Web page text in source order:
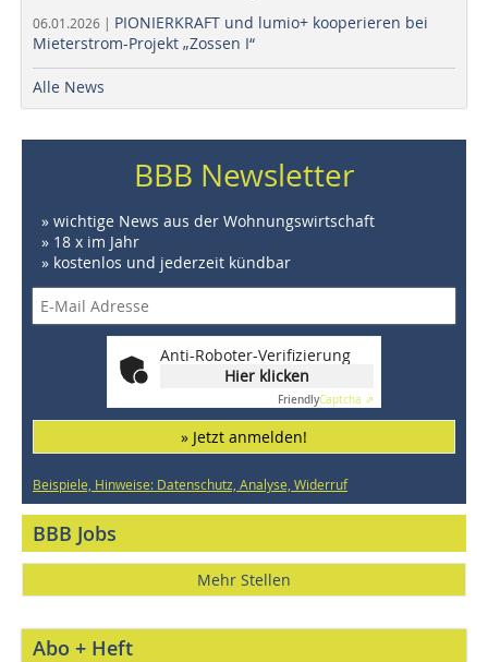
06.01.2026 | PIONIERKRAFT und lumio+ kooperieren bei
Mieterstrom-Projekt „Zossen I“
Alle News
BBB Newsletter
» wichtige News aus der Wohnungswirtschaft
» 18 x im Jahr
» kostenlos und jederzeit kündbar
Anti-Roboter-Verifizierung
Hier klicken
FriendlyCaptcha ⇗
» Jetzt anmelden!
Beispiele, Hinweise: Datenschutz, Analyse, Widerruf
BBB Jobs
Mehr Stellen
Abo + Heft